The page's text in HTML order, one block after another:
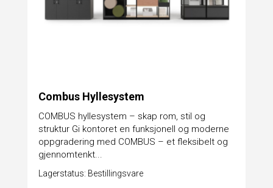
Combus Hyllesystem
COMBUS hyllesystem – skap rom, stil og
struktur Gi kontoret en funksjonell og moderne
oppgradering med COMBUS – et fleksibelt og
gjennomtenkt...
Lagerstatus: Bestillingsvare